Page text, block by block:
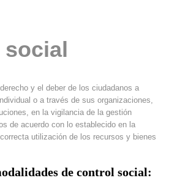
y el deber de los ciudadanos a
o a través de sus organizaciones,
en la vigilancia de la gestión
de acuerdo con lo establecido en la
utilización de los recursos y bienes
de control social: